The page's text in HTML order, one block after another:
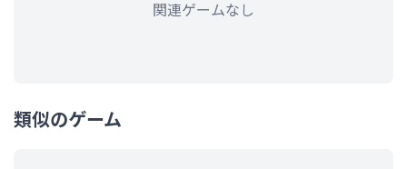
関連ゲームなし
類似のゲーム